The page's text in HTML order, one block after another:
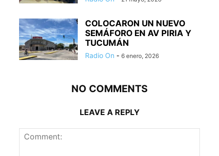
COLOCARON UN NUEVO
SEMÁFORO EN AV PIRIA Y
TUCUMÁN
Radio On - 6 enero, 2026
NO COMMENTS
LEAVE A REPLY